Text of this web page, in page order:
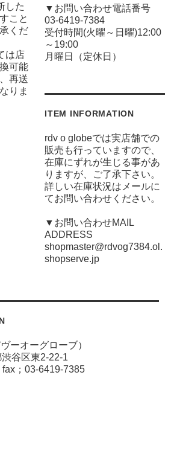
した
こと
くだ
は店
可能
再送
りま
▼お問い合わせ電話番号
03-6419-7384
受付時間(火曜～日曜)12:00
～19:00
月曜日（定休日）
ITEM INFORMATION
rdv o globeでは実店舗での
販売も行っていますので、
在庫にずれが生じる事があ
りますが、ご了承下さい。
詳しい在庫状況はメールに
てお問い合わせください。
▼お問い合わせMAIL
ADDRESS
shopmaster@rdvog7384.ol.
shopserve.jp
ーオーグローブ）
谷区東2-22-1
；03-6419-7385